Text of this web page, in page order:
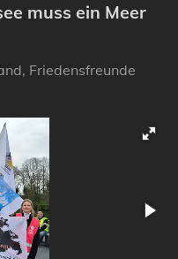
muss ein Meer
Friedensfreunde